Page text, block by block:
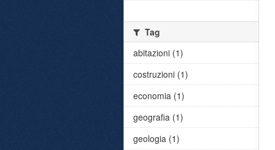
Tag
abitazioni (1)
costruzioni (1)
economia (1)
geografia (1)
geologia (1)